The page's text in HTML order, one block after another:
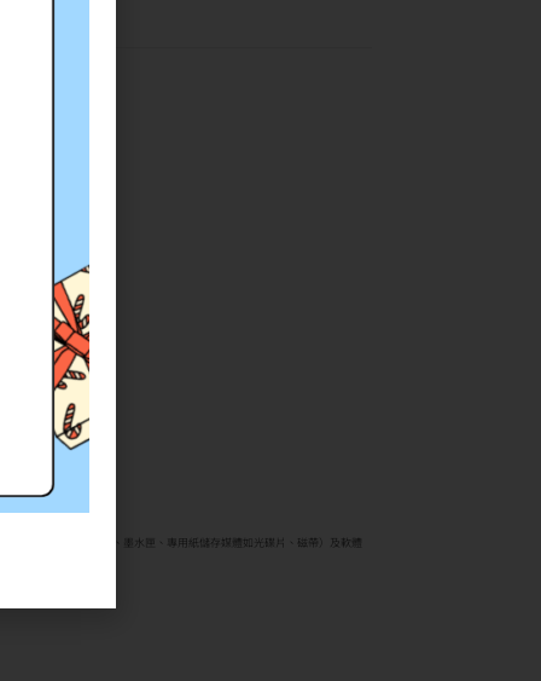
機、耗材類（碳粉匣、墨水匣、專用紙儲存媒體如光碟片、磁帶）及軟體